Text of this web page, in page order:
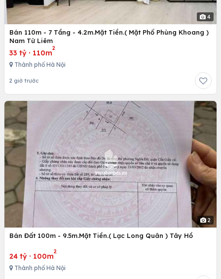
4
Bán 110m - 7 Tầng - 4.2m.Mặt Tiền.( Mặt Phố Phùng Khoang )
Nam Từ Liêm
33 tỷ · 110m
2
Thành phố Hà Nội
2 giờ trước
2
Bán Đất 100m - 9.5m.Mặt Tiền.( Lạc Long Quân ) Tây Hồ
24 tỷ · 100m
2
Thành phố Hà Nội